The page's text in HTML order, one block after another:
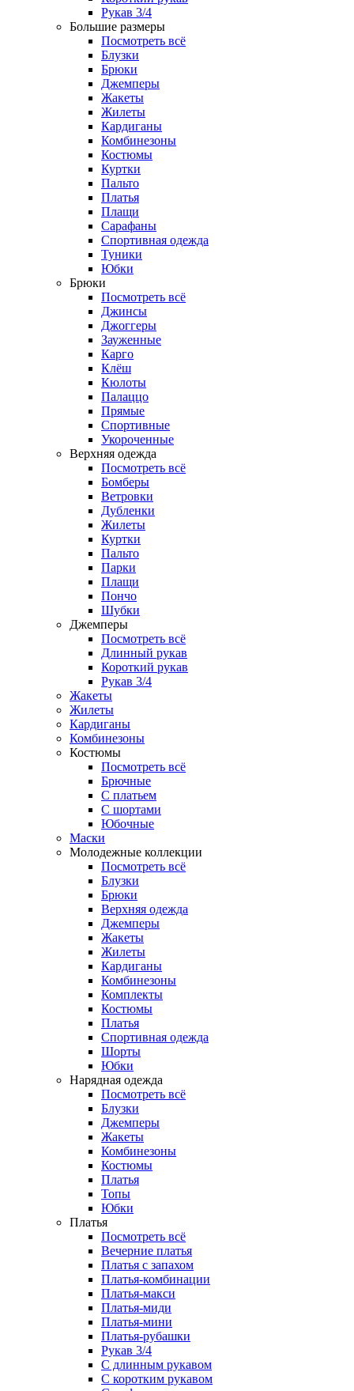
Рукав 3/4
Большие размеры
Посмотреть всё
Блузки
Брюки
Джемперы
Жакеты
Жилеты
Кардиганы
Комбинезоны
Костюмы
Куртки
Пальто
Платья
Плащи
Сарафаны
Спортивная одежда
Туники
Юбки
Брюки
Посмотреть всё
Джинсы
Джоггеры
Зауженные
Карго
Клёш
Кюлоты
Палаццо
Прямые
Спортивные
Укороченные
Верхняя одежда
Посмотреть всё
Бомберы
Ветровки
Дубленки
Жилеты
Куртки
Пальто
Парки
Плащи
Пончо
Шубки
Джемперы
Посмотреть всё
Длинный рукав
Короткий рукав
Рукав 3/4
Жакеты
Жилеты
Кардиганы
Комбинезоны
Костюмы
Посмотреть всё
Брючные
С платьем
С шортами
Юбочные
Маски
Молодежные коллекции
Посмотреть всё
Блузки
Брюки
Верхняя одежда
Джемперы
Жакеты
Жилеты
Кардиганы
Комбинезоны
Комплекты
Костюмы
Платья
Спортивная одежда
Шорты
Юбки
Нарядная одежда
Посмотреть всё
Блузки
Джемперы
Жакеты
Комбинезоны
Костюмы
Платья
Топы
Юбки
Платья
Посмотреть всё
Вечерние платья
Платья с запахом
Платья-комбинации
Платья-макси
Платья-миди
Платья-мини
Платья-рубашки
Рукав 3/4
С длинным рукавом
С коротким рукавом